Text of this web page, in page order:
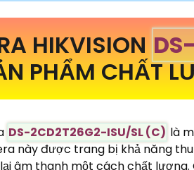
HIKVISION
PHẨM CHẤT
DS-2CD2T26G2-ISU/SL (C) là
này được trang bị khả năng
âm thanh một cách chất